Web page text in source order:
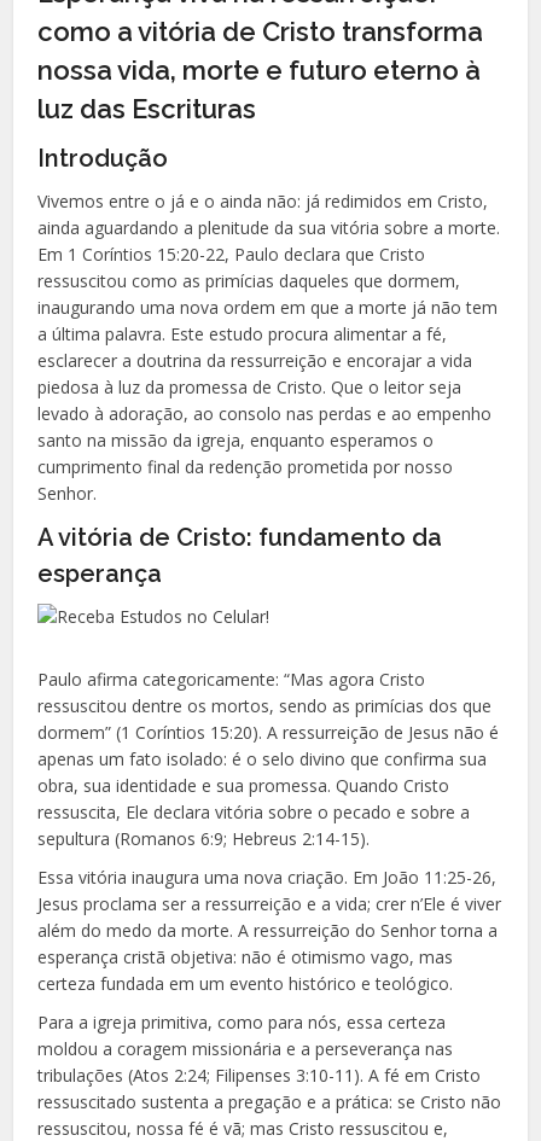
como a vitória de Cristo transforma
nossa vida, morte e futuro eterno à
luz das Escrituras
Introdução
Vivemos entre o já e o ainda não: já redimidos em Cristo,
ainda aguardando a plenitude da sua vitória sobre a morte.
Em 1 Coríntios 15:20-22, Paulo declara que Cristo
ressuscitou como as primícias daqueles que dormem,
inaugurando uma nova ordem em que a morte já não tem
a última palavra. Este estudo procura alimentar a fé,
esclarecer a doutrina da ressurreição e encorajar a vida
piedosa à luz da promessa de Cristo. Que o leitor seja
levado à adoração, ao consolo nas perdas e ao empenho
santo na missão da igreja, enquanto esperamos o
cumprimento final da redenção prometida por nosso
Senhor.
A vitória de Cristo: fundamento da
esperança
Paulo afirma categoricamente: “Mas agora Cristo
ressuscitou dentre os mortos, sendo as primícias dos que
dormem” (1 Coríntios 15:20). A ressurreição de Jesus não é
apenas um fato isolado: é o selo divino que confirma sua
obra, sua identidade e sua promessa. Quando Cristo
ressuscita, Ele declara vitória sobre o pecado e sobre a
sepultura (Romanos 6:9; Hebreus 2:14-15).
Essa vitória inaugura uma nova criação. Em João 11:25-26,
Jesus proclama ser a ressurreição e a vida; crer n’Ele é viver
além do medo da morte. A ressurreição do Senhor torna a
esperança cristã objetiva: não é otimismo vago, mas
certeza fundada em um evento histórico e teológico.
Para a igreja primitiva, como para nós, essa certeza
moldou a coragem missionária e a perseverança nas
tribulações (Atos 2:24; Filipenses 3:10-11). A fé em Cristo
ressuscitado sustenta a pregação e a prática: se Cristo não
ressuscitou, nossa fé é vã; mas Cristo ressuscitou e,